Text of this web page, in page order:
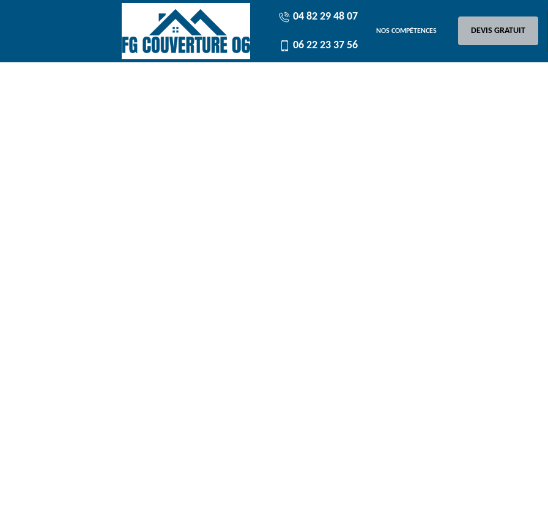
04 82 29 48 07
06 22 23 37 56
NOS COMPÉTENCES DEVIS GRATUIT
COUVREUR 06
Nos réalisations Nous contacter